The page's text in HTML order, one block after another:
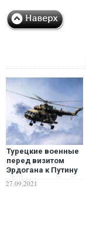
Турецкие военные
перед визитом
Эрдогана к Путину
российский
27.09.2021